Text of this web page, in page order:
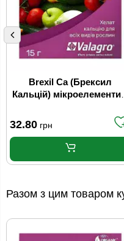
Brexil Ca (Брексил
Кальцій) мікроелементи
32.80 грн
Разом з цим товаром